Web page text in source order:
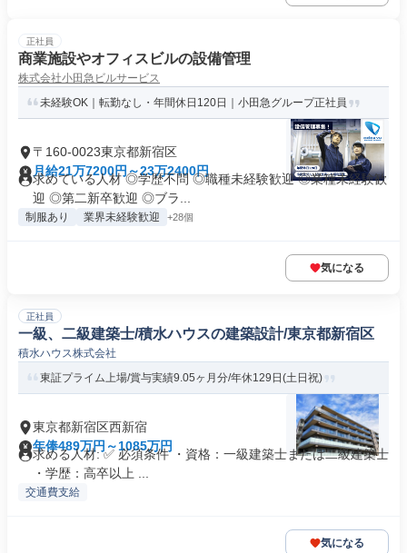
正社員
商業施設やオフィスビルの設備管理
株式会社小田急ビルサービス
未経験OK｜転勤なし・年間休日120日｜小田急グループ正社員
〒160-0023東京都新宿区
月給21万7200円～23万2400円
求めている人材 ◎学歴不問 ◎職種未経験歓迎 ◎業種未経験歓
迎 ◎第二新卒歓迎 ◎ブラ...
制服あり 業界未経験歓迎 +28個
気になる
正社員
一級、二級建築士/積水ハウスの建築設計/東京都新宿区
積水ハウス株式会社
東証プライム上場/賞与実績9.05ヶ月分/年休129日(土日祝)
東京都新宿区西新宿
年俸489万円～1085万円
求める人材: ✅ 必須条件 ・資格：一級建築士または二級建築士
・学歴：高卒以上 ...
交通費支給
気になる